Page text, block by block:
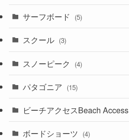
サーフボード (5)
スクール (3)
スノーピーク (4)
パタゴニア (15)
ビーチアクセスBeach Access
ボードショーツ (4)